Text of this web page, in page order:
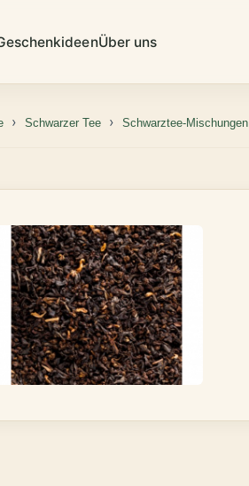
Über uns
Schwarzer Tee Schwarztee-Mischungen